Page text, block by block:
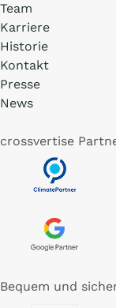
Team
Karriere
Historie
Kontakt
Presse
News
crossvertise
Bequem und